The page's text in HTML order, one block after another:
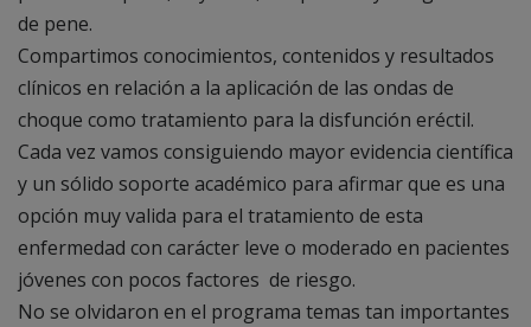
de pene.
Compartimos conocimientos, contenidos y resultados
clínicos en relación a la aplicación de las ondas de
choque como tratamiento para la disfunción eréctil.
Cada vez vamos consiguiendo mayor evidencia científica
y un sólido soporte académico para afirmar que es una
opción muy valida para el tratamiento de esta
enfermedad con carácter leve o moderado en pacientes
jóvenes con pocos factores de riesgo.
No se olvidaron en el programa temas tan importantes